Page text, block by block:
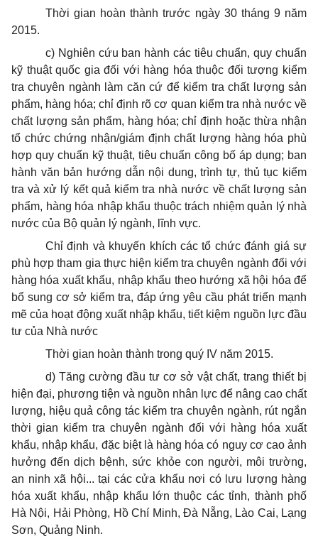
Thời gian hoàn thành trước ngày 30 tháng 9 năm
2015.
c) Nghiên cứu ban hành các tiêu chuẩn, quy chuẩn
kỹ thuật quốc gia đối với hàng hóa thuộc đối tượng kiểm
tra chuyên ngành làm căn cứ để kiểm tra chất lượng sản
phẩm, hàng hóa; chỉ định rõ cơ quan kiểm tra nhà nước về
chất lượng sản phẩm, hàng hóa; chỉ định hoặc thừa nhận
tổ chức chứng nhận/giám định chất lượng hàng hóa phù
hợp quy chuẩn kỹ thuật, tiêu chuẩn công bố áp dụng; ban
hành văn bản hướng dẫn nội dung, trình tự, thủ tục kiểm
tra và xử lý kết quả kiểm tra nhà nước về chất lượng sản
phẩm, hàng hóa nhập khẩu thuộc trách nhiệm quản lý nhà
nước của Bộ quản lý ngành, lĩnh vực.
Chỉ định và khuyến khích các tổ chức đánh giá sự
phù hợp tham gia thực hiện kiểm tra chuyên ngành đối với
hàng hóa xuất khẩu, nhập khẩu theo hướng xã hội hóa để
bổ sung cơ sở kiểm tra, đáp ứng yêu cầu phát triển mạnh
mẽ của hoạt động xuất nhập khẩu, tiết kiệm nguồn lực đầu
tư của Nhà nước
Thời gian hoàn thành trong quý IV năm 2015.
d) Tăng cường đầu tư cơ sở vật chất, trang thiết bị
hiện đại, phương tiện và nguồn nhân lực để nâng cao chất
lượng, hiệu quả công tác kiểm tra chuyên ngành, rút ngắn
thời gian kiểm tra chuyên ngành đối với hàng hóa xuất
khẩu, nhập khẩu, đặc biệt là hàng hóa có nguy cơ cao ảnh
hưởng đến dịch bệnh, sức khỏe con người, môi trường,
an ninh xã hội... tại các cửa khẩu nơi có lưu lượng hàng
hóa xuất khẩu, nhập khẩu lớn thuộc các tỉnh, thành phố
Hà Nội, Hải Phòng, Hồ Chí Minh, Đà Nẵng, Lào Cai, Lạng
Sơn, Quảng Ninh.